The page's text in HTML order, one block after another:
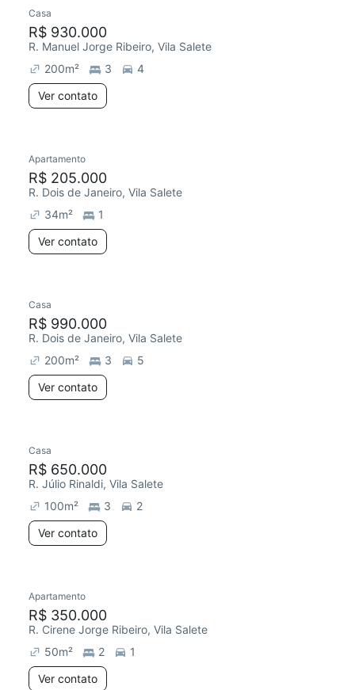
Casa
R$ 930.000
R. Manuel Jorge Ribeiro, Vila Salete
200m² 3
4
Ver contato
Apartamento
R$ 205.000
R. Dois de Janeiro, Vila Salete
34m²
1
Ver contato
Casa
R$ 990.000
R. Dois de Janeiro, Vila Salete
200m² 3
5
Ver contato
Casa
R$ 650.000
R. Júlio Rinaldi, Vila Salete
100m² 3
2
Ver contato
Apartamento
R$ 350.000
R. Cirene Jorge Ribeiro, Vila Salete
50m² 2
1
Ver contato